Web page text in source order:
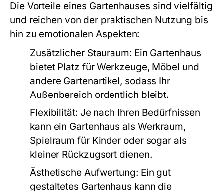
Die Vorteile eines Gartenhauses sind vielfältig
und reichen von der praktischen Nutzung bis
hin zu emotionalen Aspekten:
Zusätzlicher Stauraum: Ein Gartenhaus
bietet Platz für Werkzeuge, Möbel und
andere Gartenartikel, sodass Ihr
Außenbereich ordentlich bleibt.
Flexibilität: Je nach Ihren Bedürfnissen
kann ein Gartenhaus als Werkraum,
Spielraum für Kinder oder sogar als
kleiner Rückzugsort dienen.
Ästhetische Aufwertung: Ein gut
gestaltetes Gartenhaus kann die